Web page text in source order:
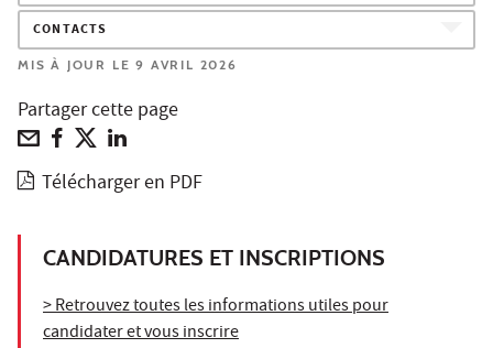
CONTACTS
MIS À JOUR LE 9 AVRIL 2026
Partager cette page
Télécharger en PDF
CANDIDATURES ET INSCRIPTIONS
> Retrouvez toutes les informations utiles pour
candidater et vous inscrire